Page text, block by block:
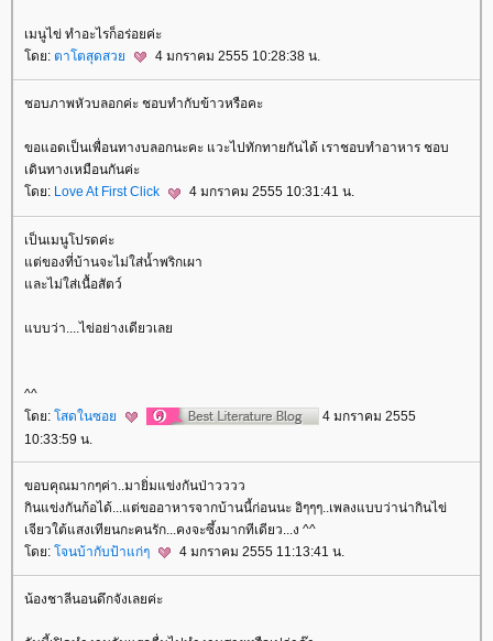
เมนูไข่ ทำอะไรก็อร่อยค่ะ
ดย: ตาโตสุดสว 4 มกราคม 2555 10:28:38 น.
ชอบภาพหัวบลอกค่ะ ชอบทำกับข้าวหรือคะ
ขอแอดเป็นเพื่อนทางบลอกนะคะ แวะไปทักทายกันได้ เราชอบทำอาหาร ชอบ
เดินทางเหมือนกันค่ะ
ดย: Love At First Click 4 มกราคม 2555 10:31:41 น.
เป็นเมนูโปรดค่ะ
ต่ของที่บ้านจะไม่ใส่น้ำพริกเผา
ละไม่ใส่เนื้อสัตว์
บบว่า....ไข่อย่างเดียวเล
^^
ดย: สดในซอ
4 มกราคม 2555
10:33:59 น.
ขอบคุณมากๆค่า..มายิ่มแข่งกันป่าวววว
กินแข่งกันก้อได้...แต่ขออาหารจากบ้านนี้ก่อนนะ อิๆๆๆ..เพลงแบบว่าน่ากินไข่
เจียวใต้แสงเทียนกะคนรัก...คงจะซึ้งมากทีเดียว...ง ^^
ดย: จนบ้ากับป้าแก่ๆ 4 มกราคม 2555 11:13:41 น.
น้องชาลีนอนดึกจังเลยค่ะ